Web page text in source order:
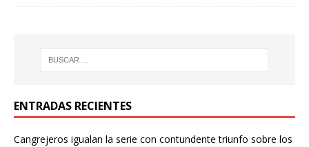
ENTRADAS RECIENTES
Cangrejeros igualan la serie con contundente triunfo sobre los